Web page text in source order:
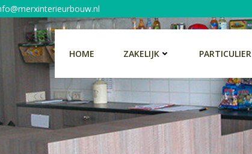
HOME ZAKELIJK PARTICULIER